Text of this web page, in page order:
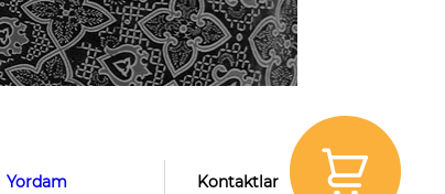
Yordam Kontaktlar